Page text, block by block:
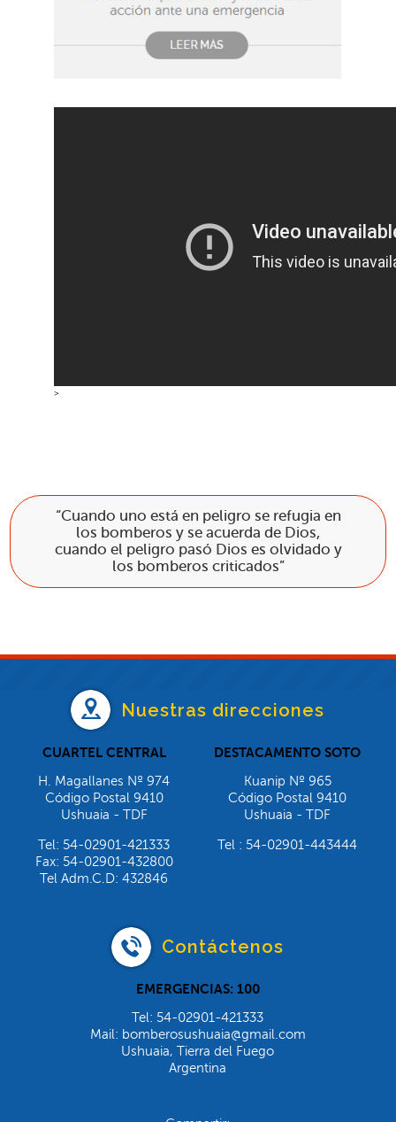
>
“Cuando uno está en peligro se refugia en
los bomberos y se acuerda de Dios,
cuando el peligro pasó Dios es olvidado y
los bomberos criticados”
Nuestras direcciones
CUARTEL CENTRAL
H. Magallanes Nº 974
Código Postal 9410
Ushuaia - TDF
Tel: 54-02901-421333
Fax: 54-02901-432800
Tel Adm.C.D: 432846
DESTACAMENTO SOTO
Kuanip Nº 965
Código Postal 9410
Ushuaia - TDF
Tel : 54-02901-443444
Contáctenos
EMERGENCIAS: 100
Tel: 54-02901-421333
Mail: bomberosushuaia@gmail.com
Ushuaia, Tierra del Fuego
Argentina